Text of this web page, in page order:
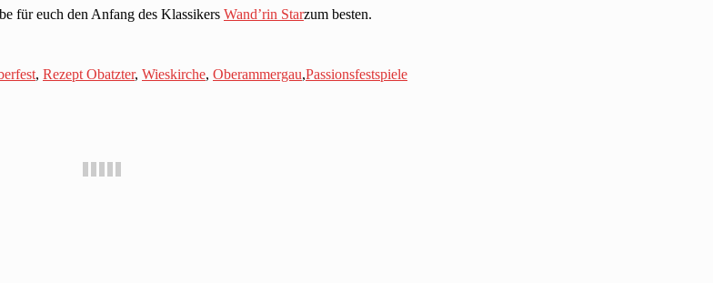
für euch den Anfang des Klassikers Wand’rin Starzum besten.
, Rezept Obatzter, Wieskirche, Oberammergau,Passionsfestspiele